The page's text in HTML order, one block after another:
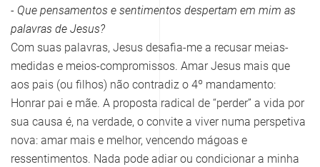
- Que pensamentos e sentimentos despertam em mim as
palavras de Jesus?
Com suas palavras, Jesus desafia-me a recusar meias-
medidas e meios-compromissos. Amar Jesus mais que
aos pais (ou filhos) não contradiz o 4º mandamento:
Honrar pai e mãe. A proposta radical de “perder” a vida por
sua causa é, na verdade, o convite a viver numa perspetiva
nova: amar mais e melhor, vencendo mágoas e
ressentimentos. Nada pode adiar ou condicionar a minha